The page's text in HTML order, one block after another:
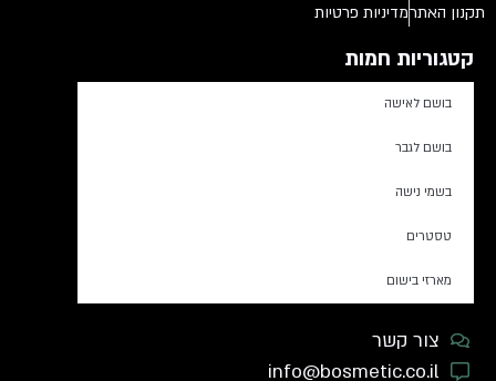
תקנון האתרמדיניות פרטיות
קטגוריות חמות
בושם לאישה
בושם לגבר
בשמי נישה
טסטרים
מארזי בישום
צור קשר
info@bosmetic.co.il